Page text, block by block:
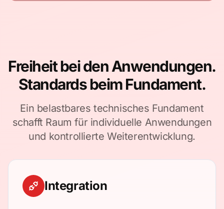
Freiheit bei den Anwendungen.
Standards beim Fundament.
Ein belastbares technisches Fundament
schafft Raum für individuelle Anwendungen
und kontrollierte Weiterentwicklung.
Integration